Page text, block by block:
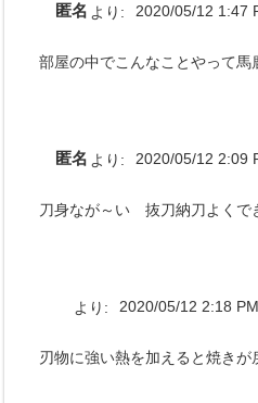
匿名 より: 2020/05/12 1:47
部屋の中でこんなことやって馬
匿名 より: 2020/05/12 2:09
刀身なが～い 抜刀納刀よくで
より: 2020/05/12 2:18 PM
刃物に強い熱を加えると焼きが